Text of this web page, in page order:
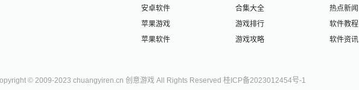
安卓软件
苹果游戏
苹果软件
合集大全
游戏排行
游戏攻略
热点新闻
软件教程
软件资讯
© 2009-2023 chuangyiren.cn 创意游戏 All Rights Reserved 桂ICP备2023012454号-1